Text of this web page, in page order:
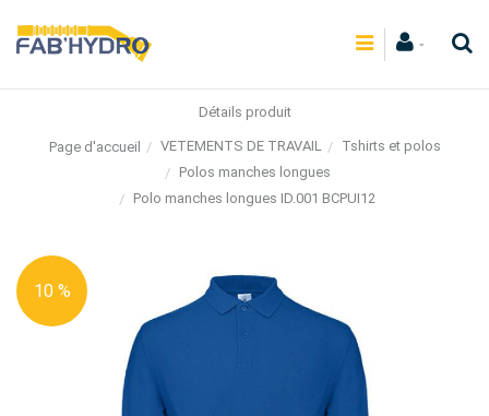
Détails produit
Page d'accueil VETEMENTS DE TRAVAIL
Tshirts et polos
Polos manches longues
Polo manches longues ID.001 BCPUI12
10 %